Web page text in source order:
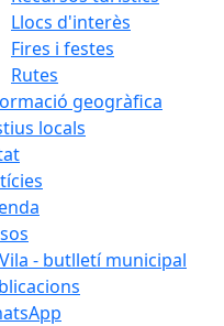
Llocs d'interès
Fires i festes
Rutes
geogràfica
locals
- butlletí municipal